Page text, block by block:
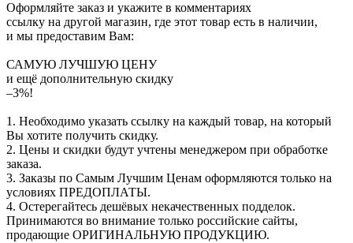
Оформляйте заказ и укажите в комментариях
ссылку на другой магазин, где этот товар есть в наличии,
и мы предоставим Вам:
САМУЮ ЛУЧШУЮ ЦЕНУ
и ещё дополнительную скидку
–3%!
1. Необходимо указать ссылку на каждый товар, на который
Вы хотите получить скидку.
2. Цены и скидки будут учтены менеджером при обработке
заказа.
3. Заказы по Самым Лучшим Ценам оформляются только на
условиях ПРЕДОПЛАТЫ.
4. Остерегайтесь дешёвых некачественных подделок.
Принимаются во внимание только российские сайты,
продающие ОРИГИНАЛЬНУЮ ПРОДУКЦИЮ.